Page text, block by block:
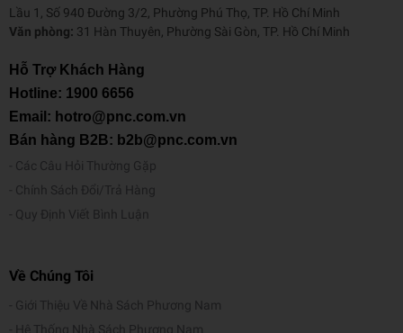
Lầu 1, Số 940 Đường 3/2, Phường Phú Thọ, TP. Hồ Chí Minh
Văn phòng: 31 Hàn Thuyên, Phường Sài Gòn, TP. Hồ Chí Minh
Hỗ Trợ Khách Hàng
Hotline: 1900 6656
Email: hotro@pnc.com.vn
Bán hàng B2B: b2b@pnc.com.vn
Các Câu Hỏi Thường Gặp
Chính Sách Đổi/Trả Hàng
Quy Định Viết Bình Luận
Về Chúng Tôi
Giới Thiệu Về Nhà Sách Phương Nam
Hệ Thống Nhà Sách Phương Nam